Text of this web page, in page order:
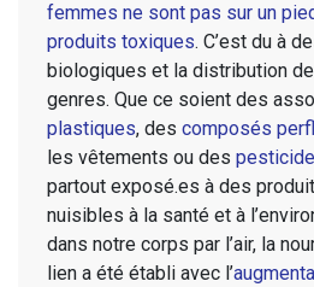
femmes ne sont pas sur un
produits toxiques. C’est du à
biologiques et la distribution
genres. Que ce soient des
plastiques, des composés
les vêtements ou des
partout exposé.es à des
nuisibles à la santé et à
dans notre corps par l’air, la
lien a été établi avec l’